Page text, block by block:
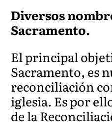
Diversos
Sacramento.
El principal
Sacramento, es
reconciliación
iglesia. Es por
de la